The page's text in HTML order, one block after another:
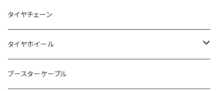
三菱
スバル
レクサス
マツダ
三菱
スバル
いすゞ
ダイハツ
マツダ
日産
ダイハツ
スバル
スズキ
日産
ダイハツ
スズキ
日産
ダイハツ
トヨタ
マツダ
タイヤチェーン
タイヤホイール
トヨタ
ブースターケーブル